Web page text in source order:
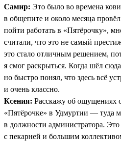
Самир: Это было во времена
в общепите и около месяца
пойти работать в «Пятёрочку»,
считали, что это не самый
это стало отличным решением,
я смог раскрыться. Когда шёл
но быстро понял, что здесь всё
и очень классно.
Ксения: Расскажу об ощущениях
«Пятёрочке» в Удмуртии — туда
в должности администратора.
с пекарней и большим